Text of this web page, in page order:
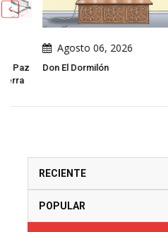
Agosto 06, 2026
Don El Dormilón
RECIENTE
POPULAR